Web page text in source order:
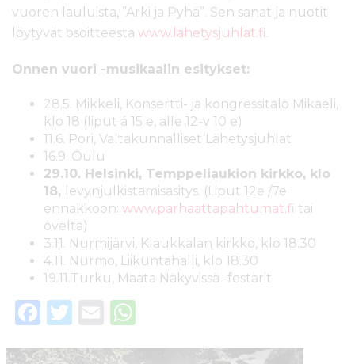
vuoren lauluista, ”Arki ja Pyhä”. Sen sanat ja nuotit
löytyvät osoitteesta www.lahetysjuhlat.fi.
Onnen vuori -musikaalin esitykset:
28.5. Mikkeli, Konsertti- ja kongressitalo Mikaeli,
klo 18 (liput á 15 e, alle 12-v 10 e)
11.6. Pori, Valtakunnalliset Lähetysjuhlat
16.9. Oulu
29.10. Helsinki, Temppeliaukion kirkko, klo
18,
levynjulkistamisasitys. (Liput 12e /7e
ennakkoon: www.parhaattapahtumat.fi tai
ovelta)
3.11. Nurmijärvi, Klaukkalan kirkko, klo 18.30
4.11. Nurmo, Liikuntahalli, klo 18.30
19.11.Turku, Maata Näkyvissä -festarit
F
T
E